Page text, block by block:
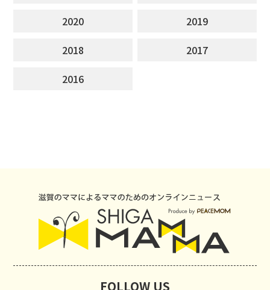
2020
2019
2018
2017
2016
FOLLOW US